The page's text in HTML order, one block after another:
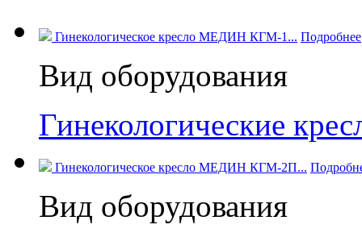
Гинекологическое кресло МЕДИН КГМ-1... Подробнее
Вид оборудования
Гинекологические
Гинекологическое кресло МЕДИН КГМ-2П...
Вид оборудования